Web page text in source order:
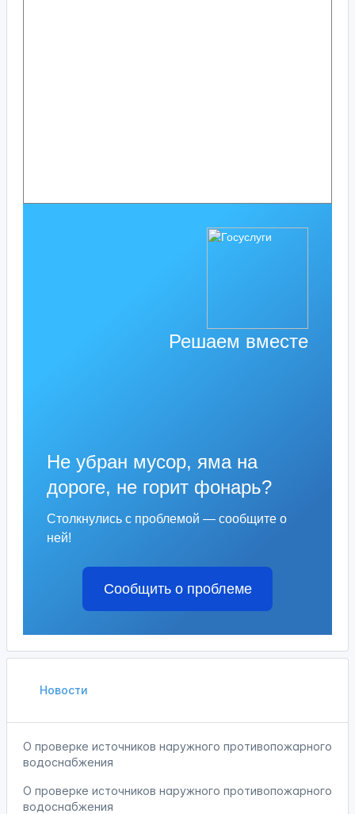
Решаем вместе
Не убран мусор, яма на
дороге, не горит фонарь?
Столкнулись с проблемой — сообщите о
ней!
Сообщить о проблеме
Новости
О проверке источников наружного противопожарного
водоснабжения
О проверке источников наружного противопожарного
водоснабжения